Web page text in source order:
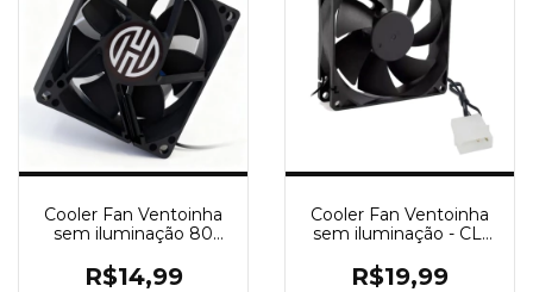
Cooler Fan Ventoinha
sem iluminação 80
R$14,99
Cooler Fan Ventoinha
sem iluminação - CL-
R$19,99